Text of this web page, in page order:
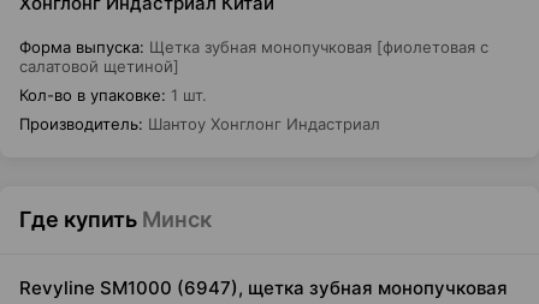
Форма выпуска: Щетка зубная монопучковая [фиолетовая с
салатовой щетиной]
Кол-во в упаковке: 1 шт.
Производитель: Шантоу Хонглонг Индастриал
Где купить Минск
Revyline SM1000 (6947), щетка зубная монопучковая